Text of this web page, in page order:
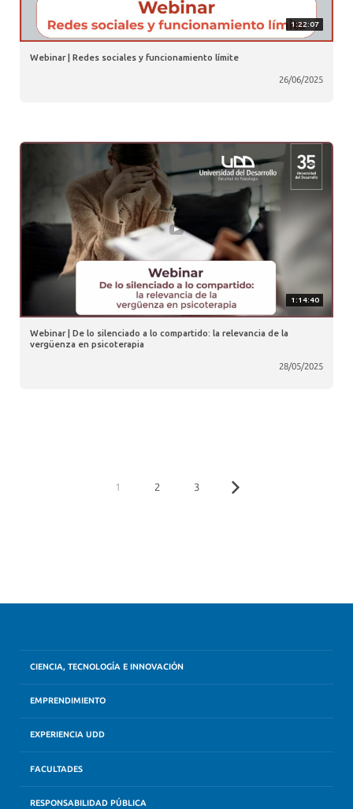
1:22:07
Webinar | Redes sociales y funcionamiento límite
26/06/2025
1:14:40
Webinar | De lo silenciado a lo compartido: la relevancia de la
vergüenza en psicoterapia
28/05/2025
1 2 3
CIENCIA, TECNOLOGÍA E INNOVACIÓN
EMPRENDIMIENTO
EXPERIENCIA UDD
FACULTADES
RESPONSABILIDAD PÚBLICA